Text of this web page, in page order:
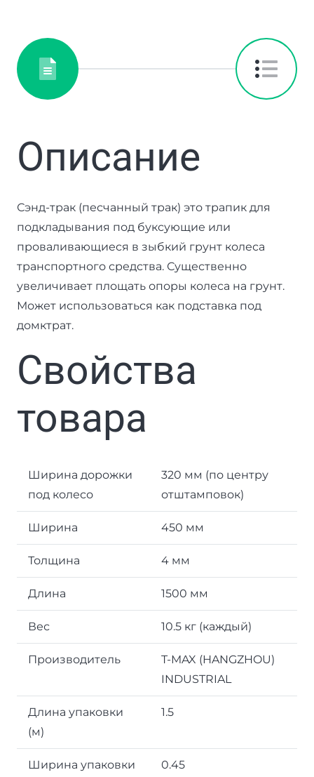
Описание
Сэнд-трак (песчанный трак) это трапик для
подкладывания под буксующие или
проваливающиеся в зыбкий грунт колеса
транспортного средства. Существенно
увеличивает площать опоры колеса на грунт.
Может использоваться как подставка под
домктрат.
Свойства
товара
Ширина дорожки
под колесо
320 мм (по центру
отштамповок)
Ширина 450 мм
Толщина 4 мм
Длина 1500 мм
Вес 10.5 кг (каждый)
Производитель
T-MAX (HANGZHOU)
INDUSTRIAL
Длина упаковки
(м)
1.5
Ширина упаковки
0.45